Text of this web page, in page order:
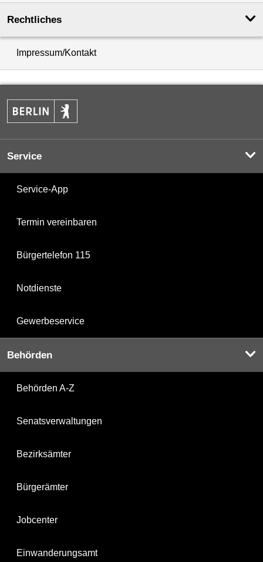
Rechtliches
Impressum/Kontakt
Service
Service-App
Termin vereinbaren
Bürgertelefon 115
Notdienste
Gewerbeservice
Behörden
Behörden A-Z
Senatsverwaltungen
Bezirksämter
Bürgerämter
Jobcenter
Einwanderungsamt